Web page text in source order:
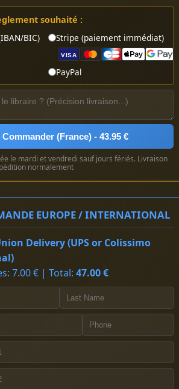
souhaité :
BIC)
Stripe (paiement immédiat)
VISA
PayPal
Commander (France) - 43.95 €
le mardi et vendredi sauf jours fériés. Livraison
normalement
EUROPE / INTERNATIONAL
Delivery (UPS or Colissimo
7.00 € | Total: 47.00 €